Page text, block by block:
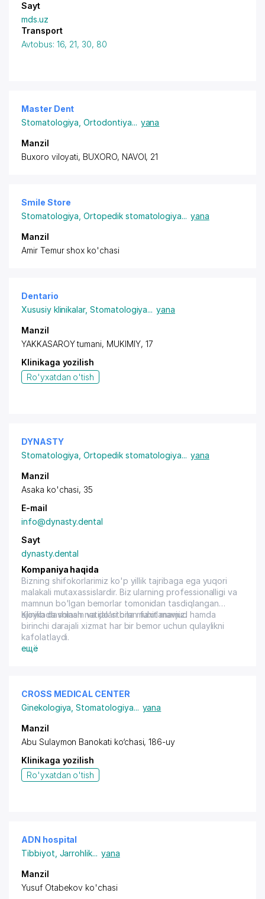
Sayt
mds.uz
Transport
Avtobus: 16, 21, 30, 80
Master Dent
Stomatologiya ,Ortodontiya... yana
Manzil
Buxoro viloyati, BUXORO, NAVOI, 21
Smile Store
Stomatologiya ,Ortopedik stomatologiya... yana
Manzil
Amir Temur shox ko'chasi
Dentario
Xususiy klinikalar,Stomatologiya... yana
Manzil
YAKKASAROY tumani, MUKIMIY, 17
Klinikaga yozilish
Ro'yxatdan o'tish
DYNASTY
Stomatologiya ,Ortopedik stomatologiya... yana
Manzil
Asaka ko'chasi, 35
E-mail
info@dynasty.dental
Sayt
dynasty.dental
Kompaniya haqida
Bizning shifokorlarimiz ko'p yillik tajribaga ega yuqori
malakali mutaxassislardir. Biz ularning professionalligi va
mamnun bo'lgan bemorlar tomonidan tasdiqlangan
ajoyib davolash natijalari bilan faxrlanamiz.
Klinikada shinam va do'stona muhit mavjud hamda
birinchi darajali xizmat har bir bemor uchun qulaylikni
kafolatlaydi.
ещё
CROSS MEDICAL CENTER
Ginekologiya ,Stomatologiya... yana
Manzil
Abu Sulaymon Banokati ko‘chasi, 186-uy
Klinikaga yozilish
Ro'yxatdan o'tish
ADN hospital
Tibbiyot Jarrohlik... yana
Manzil
Yusuf Otabekov ko'chasi